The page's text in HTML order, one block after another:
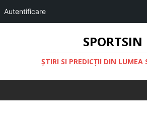
Autentificare
SPORTSIN
ŞTIRI SI PREDICŢII DIN LUMEA